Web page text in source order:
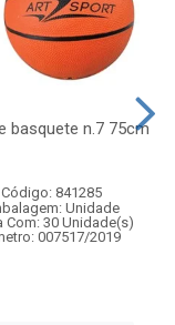
basquete n.7 75cm
Código: 841285
Unidade
Com: 30 Unidade(s)
007517/2019